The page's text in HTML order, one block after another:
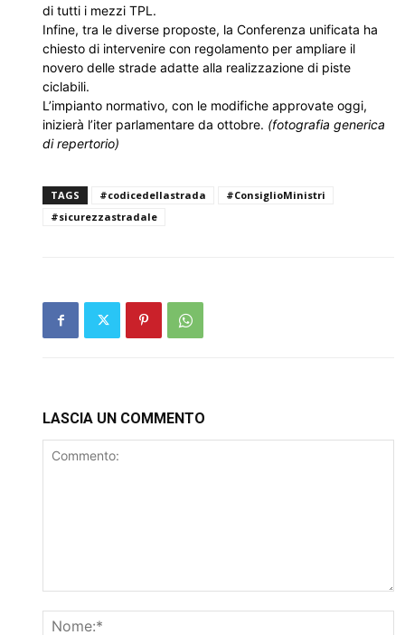
di tutti i mezzi TPL.
Infine, tra le diverse proposte, la Conferenza unificata ha
chiesto di intervenire con regolamento per ampliare il
novero delle strade adatte alla realizzazione di piste
ciclabili.
L’impianto normativo, con le modifiche approvate oggi,
inizierà l’iter parlamentare da ottobre. (fotografia generica
di repertorio)
TAGS #codicedellastrada
#ConsiglioMinistri
#sicurezzastradale
LASCIA UN COMMENTO